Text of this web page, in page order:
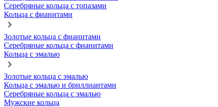
Серебряные кольца с топазами
Кольца с фианитами
Золотые кольца с фианитами
Серебряные кольца с фианитами
Кольца с эмалью
Золотые кольца с эмалью
Кольца с эмалью и бриллиантами
Серебряные кольца с эмалью
Мужские кольца